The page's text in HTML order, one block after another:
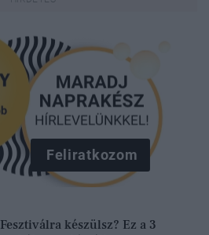
Feliratkozom
Fesztiválra készülsz? Ez a 3